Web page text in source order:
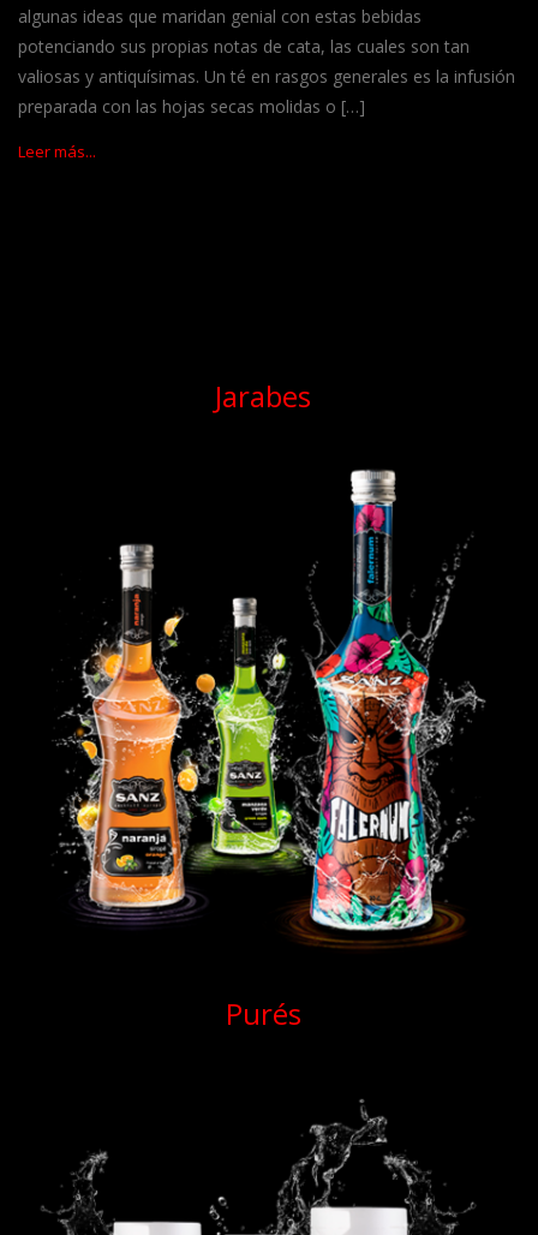
algunas ideas que maridan genial con estas bebidas
potenciando sus propias notas de cata, las cuales son tan
valiosas y antiquísimas. Un té en rasgos generales es la infusión
preparada con las hojas secas molidas o […]
Leer más...
Jarabes
Purés